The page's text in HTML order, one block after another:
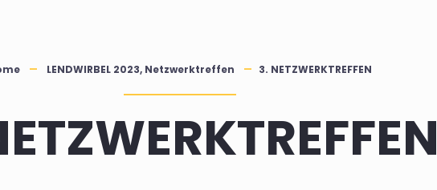
LENDWIRBEL 2023, Netzwerktreffen 3. NETZWERKTREFFEN